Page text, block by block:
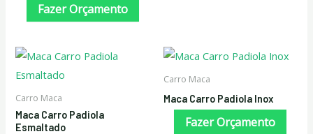
Fazer Orçamento
Carro Maca
Maca Carro Padiola
Esmaltado
Carro Maca
Maca Carro Padiola Inox
Fazer Orçamento